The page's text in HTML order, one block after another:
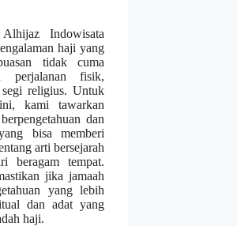
Indowisata
haji yang
tidak cuma
perjalanan fisik,
religius. Untuk
kami tawarkan
dan
bisa memberi
arti bersejarah
beragam tempat.
jika jamaah
yang lebih
dan adat yang
haji.